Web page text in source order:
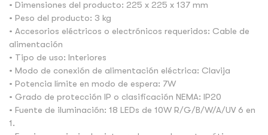
• Dimensiones del producto: 225 x 225 x 137 mm
• Peso del producto: 3 kg
• Accesorios eléctricos o electrónicos requeridos: Cable de
alimentación
• Tipo de uso: Interiores
• Modo de conexión de alimentación eléctrica: Clavija
• Potencia límite en modo de espera: 7W
• Grado de protección IP o clasificación NEMA: IP20
• Fuente de iluminación: 18 LEDs de 10W R/G/B/W/A/UV 6 en
1.